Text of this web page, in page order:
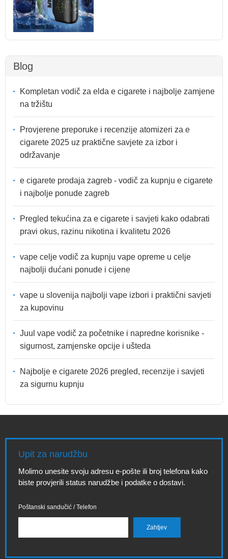
Blog
Kompletan vodič za elda e cigarete i najbolje zamjene
na tržištu
Provjerene preporuke i recenzije atomizeri za e
cigarete 2025 uz praktične savjete za izbor i
održavanje
e cigarete prodaja zagreb - vodič za kupnju e cigarete
i najbolje ponude zagreb
Pregled tekućina za e cigarete i savjeti kako odabrati
pravi okus, razinu nikotina i kvalitetu 2026
vape celje vodič za kupnju vape opreme u celje
najbolji dućani ponude i cijene
vape u slovenija najbolji vape izbori i praktični savjeti
za kupovinu
Juul vape vodič za početnike i napredne korisnike -
sigurnost, zamjenske opcije i ušteda
Najbolje e cigarete 2026 pregled, recenzije i savjeti
za sigurnu kupnju
Upit za narudžbu
Molimo unesite svoju adresu e-pošte ili broj telefona kako
biste provjerili status narudžbe i podatke o dostavi.
Poštanski sandučić / Telefon